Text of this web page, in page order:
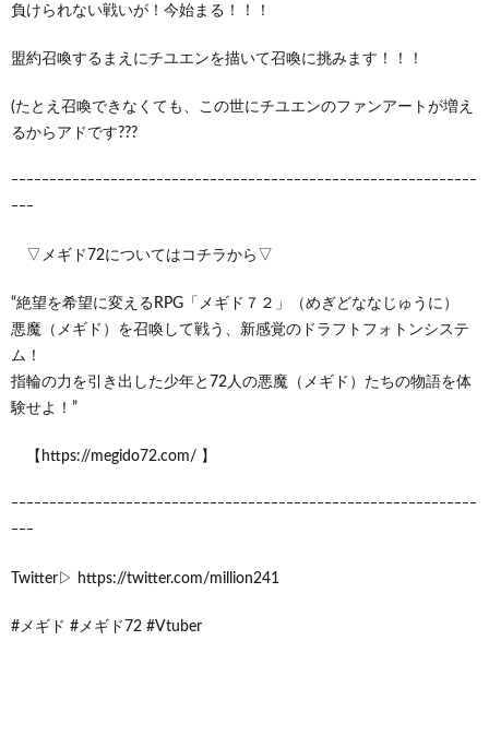
負けられない戦いが！今始まる！！！
盟約召喚するまえにチユエンを描いて召喚に挑みます！！！
(たとえ召喚できなくても、この世にチユエンのファンアートが増え
るからアドです???
ｰｰｰｰｰｰｰｰｰｰｰｰｰｰｰｰｰｰｰｰｰｰｰｰｰｰｰｰｰｰｰｰｰｰｰｰｰｰｰｰｰｰｰｰｰｰｰｰｰｰｰｰｰｰｰｰｰｰｰｰｰ
ｰｰｰ
▽メギド72についてはコチラから▽
“絶望を希望に変えるRPG「メギド７２」（めぎどななじゅうに）
悪魔（メギド）を召喚して戦う、新感覚のドラフトフォトンシステ
ム！
指輪の力を引き出した少年と72人の悪魔（メギド）たちの物語を体
験せよ！”
【https://megido72.com/ 】
ｰｰｰｰｰｰｰｰｰｰｰｰｰｰｰｰｰｰｰｰｰｰｰｰｰｰｰｰｰｰｰｰｰｰｰｰｰｰｰｰｰｰｰｰｰｰｰｰｰｰｰｰｰｰｰｰｰｰｰｰｰ
ｰｰｰ
Twitter▷ https://twitter.com/million241
#メギド #メギド72 #Vtuber